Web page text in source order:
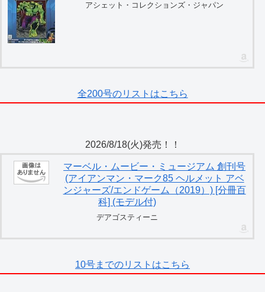
アシェット・コレクションズ・ジャパン
全200号のリストはこちら
2026/8/18(火)発売！！
マーベル・ムービー・ミュージアム 創刊号
(アイアンマン・マーク85 ヘルメット アベ
ンジャーズ/エンドゲーム（2019）) [分冊百
科] (モデル付)
デアゴスティーニ
10号までのリストはこちら